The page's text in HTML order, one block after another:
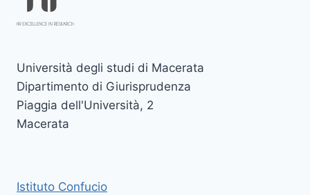
Università degli studi di Macerata
Dipartimento di Giurisprudenza
Piaggia dell'Università, 2
Macerata
Istituto Confucio